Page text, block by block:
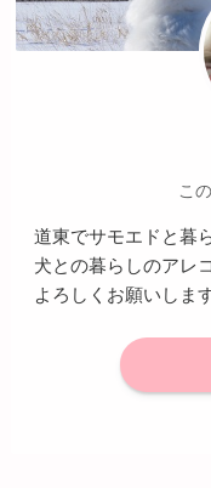
こ
道東でサモエドと暮
犬との暮らしのアレ
よろしくお願いしま